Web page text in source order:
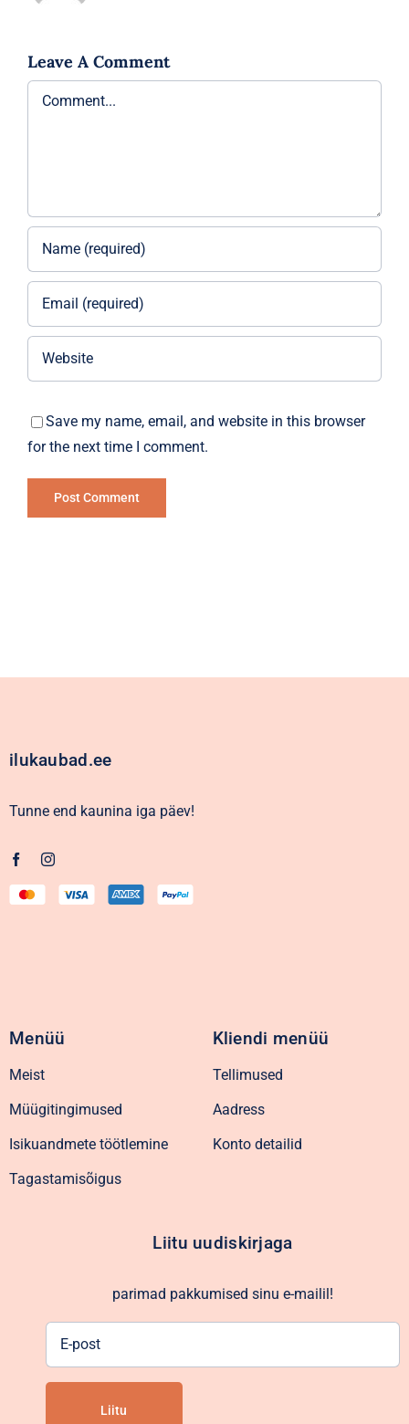
Leave A Comment
Comment
Save my name, email, and website in this browser
for the next time I comment.
ilukaubad.ee
Tunne end kaunina iga päev!
Menüü
Meist
Müügitingimused
Isikuandmete töötlemine
Tagastamisõigus
Kliendi menüü
Tellimused
Aadress
Konto detailid
Liitu uudiskirjaga
parimad pakkumised sinu e-mailil!